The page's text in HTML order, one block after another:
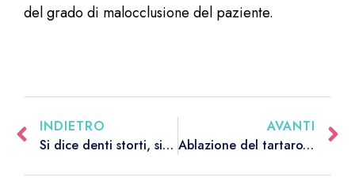
del grado di malocclusione del paziente.
INDIETRO
Si dice denti storti, si intende affollamento dentale
AVANTI
Ablazione del tartaro, quanto spesso trattare la propria igiene orale dall’ortodontista?